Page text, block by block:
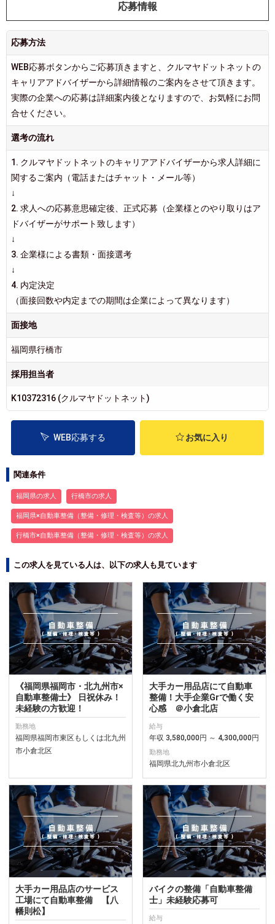
応募情報
応募方法
WEB応募ボタンからご応募頂きますと、クルマヤドットネットの
キャリアアドバイザーから詳細情報のご案内をさせて頂きます。
実際の企業への応募は詳細案内後となりますので、お気軽にお問
合せください。
選考の流れ
1. クルマヤドットネットのキャリアアドバイザーから求人詳細に
関するご案内（電話またはチャット・メール等）
↓
2. 求人への応募意思確定後、正式応募（企業様とのやり取りはア
ドバイザーがサポート致します）
↓
3. 企業様による書類・面接選考
↓
4. 内定決定
（面接回数や内定までの期間は企業によって異なります）
面接地
福岡県行橋市
採用担当者
K10372316 (クルマヤドットネット)
WEB応募する お気に入り
関連条件
福岡県の求人 行橋市の求人
福岡県×自動車整備（整備・修理・検査等）の求人
行橋市×自動車整備（整備・修理・検査等）の求人
この求人を見ている人は、以下の求人も見ています
《福岡県福岡市・北九州市×
自動車整備士》 日祝休み！
未経験の方歓迎！
勤務地
福岡県福岡市東区もしくは北九州
市小倉北区
大手カー用品店にて自動車
整備！大手企業Grで働く安
心感 ＠小倉北店
給与
年収 3,580,000円 ～ 4,300,000円
勤務地
福岡県北九州市小倉北区
大手カー用品店のサービス
工場にて自動車整備 【八
幡則松】
バイクの整備「自動車整備
士」未経験応募可
給与